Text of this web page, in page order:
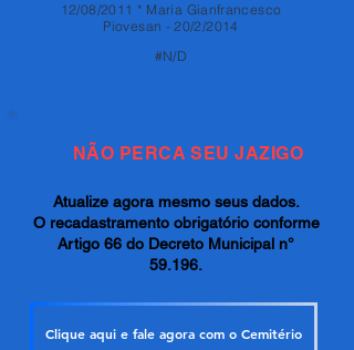
12/08/2011 * Maria Gianfrancesco
Piovesan - 20/2/2014
#N/D
NÃO PERCA SEU JAZIGO
Atualize agora mesmo seus dados.
O recadastramento obrigatório conforme
Artigo 66 do Decreto Municipal n°
59.196.
Clique aqui e fale agora com o Cemitério